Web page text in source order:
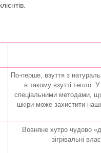
По-перше, взуття з
в такому взутті тепло.
спеціальними методами,
шкіри може захистити
Вовняне хутро чудово
зігрівальні